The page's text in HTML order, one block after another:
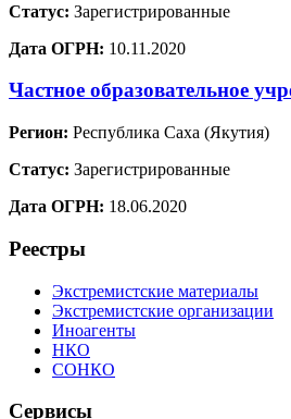
Статус: Зарегистрированные
Дата ОГРН: 10.11.2020
Частное образовательное
Регион: Республика Саха (Якутия)
Статус: Зарегистрированные
Дата ОГРН: 18.06.2020
Реестры
Экстремистские материалы
Экстремистские организации
Иноагенты
НКО
СОНКО
Сервисы